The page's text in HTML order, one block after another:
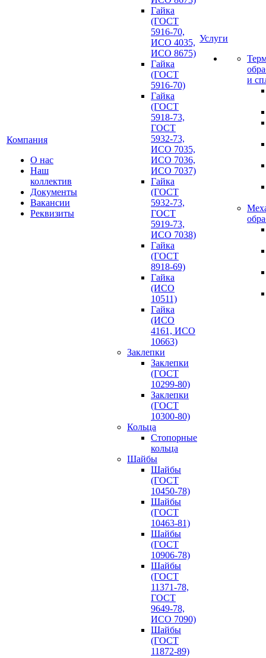
Компания
О нас
Наш
коллектив
Документы
Вакансии
Реквизиты
Гайка
(ГОСТ
5916-70,
ИСО 4035,
ИСО 8675)
Гайка
(ГОСТ
5916-70)
Гайка
(ГОСТ
5918-73,
ГОСТ
5932-73,
ИСО 7035,
ИСО 7036,
ИСО 7037)
Гайка
(ГОСТ
5932-73,
ГОСТ
5919-73,
ИСО 7038)
Гайка
(ГОСТ
8918-69)
Гайка
(ИСО
10511)
Гайка
(ИСО
4161, ИСО
10663)
Заклепки
Заклепки
(ГОСТ
10299-80)
Заклепки
(ГОСТ
10300-80)
Кольца
Стопорные
кольца
Шайбы
Шайбы
(ГОСТ
10450-78)
Шайбы
(ГОСТ
10463-81)
Шайбы
(ГОСТ
10906-78)
Шайбы
(ГОСТ
11371-78,
ГОСТ
9649-78,
ИСО 7090)
Шайбы
(ГОСТ
11872-89)
Услуги
и